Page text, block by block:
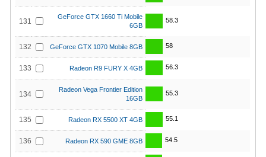
131
GeForce GTX 1660 Ti Mobile
6GB
58.3
132 GeForce GTX 1070 Mobile 8GB 58
133 Radeon R9 FURY X 4GB 56.3
134
Radeon Vega Frontier Edition
16GB
55.3
135 Radeon RX 5500 XT 4GB 55.1
136 Radeon RX 590 GME 8GB 54.5